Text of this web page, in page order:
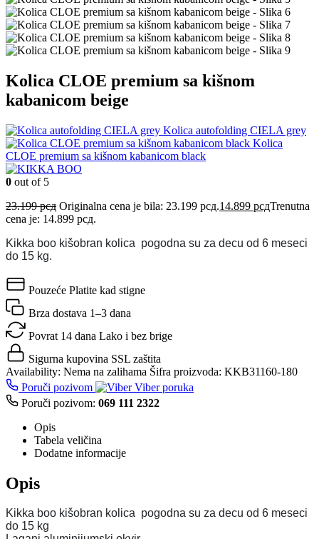
Kolica CLOE premium sa kišnom
kabanicom beige
Kolica autofolding CIELA grey
Kolica
CLOE premium sa kišnom kabanicom black
0 out of 5
23.199рсд Originalna cena je bila: 23.199 рсд.14.899 рсдTrenutna
cena je: 14.899 рсд.
Kikka boo kišobran kolica pogodna su za decu od 6 meseci
do 15 kg.
Pouzeće Platite kad stigne
Brza dostava 1–3 dana
Povrat 14 dana Lako i bez brige
Sigurna kupovina SSL zaštita
Availability: Nema na zalihama Šifra proizvoda: KKB31160-180
Poruči pozivom
Viber poruka
Poruči pozivom: 069 111 2322
Opis
Tabela veličina
Dodatne informacije
Opis
Kikka boo kišobran kolica pogodna su za decu od 6 meseci
do 15 kg